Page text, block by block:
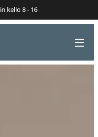
kello 8 - 16